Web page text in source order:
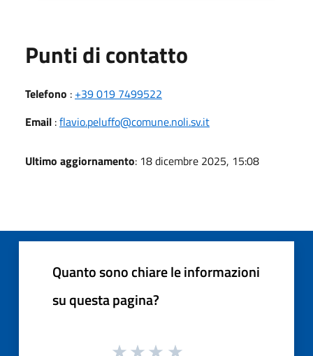
Punti di contatto
Telefono : +39 019 7499522
Email :flavio.peluffo@comune.noli.sv.it
Ultimo aggiornamento: 18 dicembre 2025, 15:08
Quanto sono chiare le informazioni
su questa pagina?